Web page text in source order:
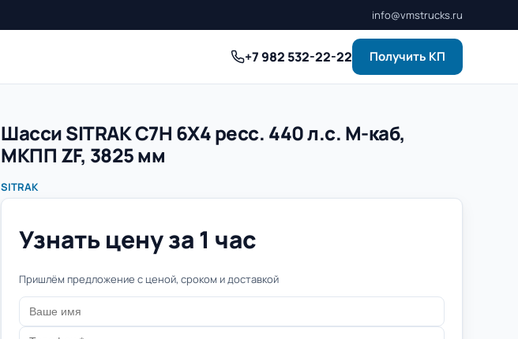
info@vmstrucks.ru
+7 982 532-22-22 Получить КП
Шасси SITRAK C7H 6Х4 ресс. 440 л.с. M-каб,
МКПП ZF, 3825 мм
SITRAK
Узнать цену за 1 час
Пришлём предложение с ценой, сроком и доставкой